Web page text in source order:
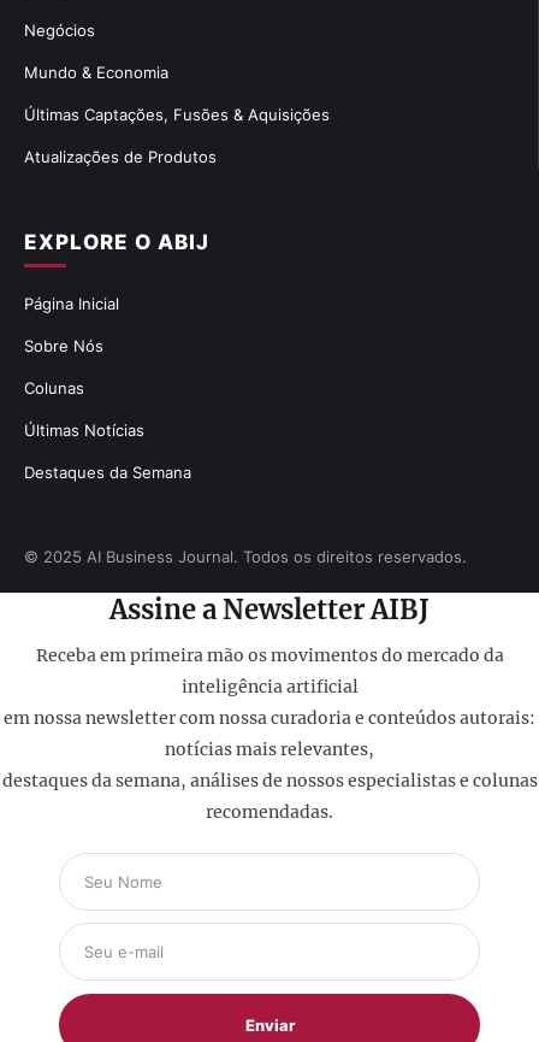
EXPLORE O ABIJ
Página Inicial
Sobre Nós
Colunas
Últimas Notícias
Destaques da Semana
Negócios
Mundo & Economia
Últimas Captações, Fusões & Aquisições
Atualizações de Produtos
© 2025 AI Business Journal. Todos os direitos reservados.
Assine a Newsletter AIBJ
Receba em primeira mão os movimentos do mercado da
inteligência artificial
em nossa newsletter com nossa curadoria e conteúdos autorais:
notícias mais relevantes,
destaques da semana, análises de nossos especialistas e colunas
recomendadas.